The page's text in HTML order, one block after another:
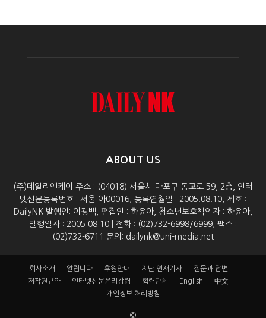
ABOUT US
(주)데일리엔케이 주소 : (04018) 서울시 마포구 동교로 59, 2층, 인터
넷신문등록번호 : 서울 아00016, 등록연월일 : 2005.08.10, 제호 :
DailyNK 발행인: 이광백, 편집인 : 하윤아, 청소년보호책임자 : 하윤아,
발행일자 : 2005.08.10 | 전화 : (02)732-6998/6999, 팩스 :
(02)732-6711 문의: dailynk@uni-media.net
회사소개 알립니다 후원안내 지난 연재기사
질문과 답변
저작권규약
인터넷신문윤리강령 협력단체 English
中文
개인정보 처리방침
©